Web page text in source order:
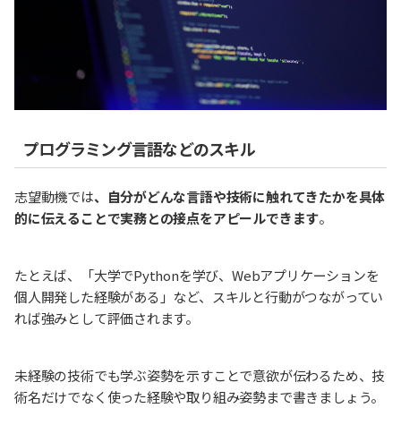
プログラミング言語などのスキル
志望動機では、自分がどんな言語や技術に触れてきたかを具体
的に伝えることで実務との接点をアピールできます。
たとえば、「大学でPythonを学び、Webアプリケーションを
個人開発した経験がある」など、スキルと行動がつながってい
れば強みとして評価されます。
未経験の技術でも学ぶ姿勢を示すことで意欲が伝わるため、技
術名だけでなく使った経験や取り組み姿勢まで書きましょう。